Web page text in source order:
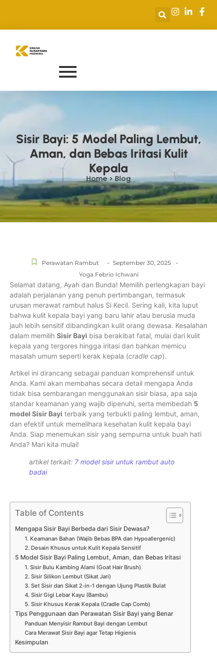
Sisir Bayi: 5 Model Paling Lembut,
Aman, dan Bebas Iritasi Kulit
Kepala
Home > Blog
Perawatan Rambut - September 30, 2025 -
Yoga Febrio Ichwani
Selamat datang, Ayah dan Bunda! Memilih perlengkapan bayi
adalah perjalanan yang penuh pertimbangan, termasuk
urusan merawat rambut halus Si Kecil. Sering kali, kita luput
bahwa kulit kepala bayi yang baru lahir atau berusia muda
jauh lebih sensitif dibandingkan kulit orang dewasa. Kesalahan
dalam memilih Sisir Bayi bisa berakibat fatal, mulai dari kulit
kepala yang tergores hingga iritasi dan bahkan memicu
masalah umum seperti kerak kepala (cradle cap).
Artikel ini dirancang sebagai panduan komprehensif untuk
Anda. Kami akan membahas secara detail mengapa Anda
tidak bisa sembarangan menggunakan sisir biasa, apa saja
standar keamanan yang wajib dipenuhi, serta membedah 5
model Sisir Bayi terbaik yang terbukti paling lembut, aman,
dan efektif untuk memelihara kesehatan kulit kepala bayi
Anda. Siap menemukan sisir yang sempurna untuk buah hati
Anda? Mari kita mulai!
artikel terkait: 7 model sisir untuk rambut auto
badai
Table of Contents
Mengapa Sisir Bayi Berbeda dari Sisir Dewasa?
1. Keamanan Bahan (Wajib Bebas BPA dan Hypoallergenic)
2. Desain Khusus untuk Kulit Kepala Sensitif
5 Model Sisir Bayi Paling Lembut, Aman, dan Bebas Iritasi
1. Sisir Bulu Kambing Alami (Goat Hair Brush)
2. Sisir Silikon Lembut (Sikat Jari)
3. Set Sisir dan Sikat 2-in-1 dengan Ujung Plastik Bulat
4. Sisir Gigi Lebar Kayu (Bambu)
5. Sisir Khusus Kerak Kepala (Cradle Cap Comb)
Tips Penggunaan dan Perawatan Sisir Bayi yang Benar
Panduan Menyisir Rambut Bayi dengan Lembut
Cara Merawat Sisir Bayi agar Tetap Higienis
Kesimpulan